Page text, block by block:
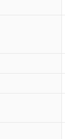
制御機器事業取
ービスの対象外
をご了承ください
状況および標準価
している更新日
基づき作成され
れた時点での実
格とは異なる場
な納期状況およ
お取引先、また
ン制御機器販売
ライセンス料な
無と関係のない商
の事情により、非
が、含有品と判明
変更することがあ
以下、 水銀(Hg)
以下、フタル酸ビ
別名：DOP) 1000ppm
（BBP） 1000ppm以下
以下、フタル酸
以下
であることを示し
大均質材料含有
超えていることを
未確認です。当社
物質の基準値 (GB/
、 Hg(水銀) :
ロム) : 1000ppm、
、 PBDEs(ポリ臭
酸ジブチル) : 1000ppm
: 1000ppm、 BBP(フタ
、
は、これら貴社
および外国貿易法
下｢規制貨物等」
は国外への提供
府の輸出許可(ま
は規制貨物を破
破砕するなど、
う必要な手段を
一定数以上の在
一定数には満た